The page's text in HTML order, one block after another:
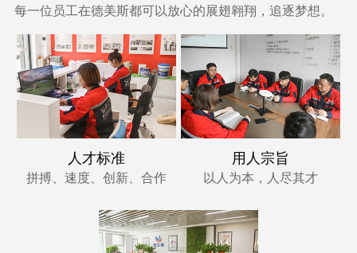
每一位员工在德美斯都可以放心的展翅翱翔，追逐梦想。
人才标准
拼搏、速度、创新、合作
用人宗旨
以人为本，人尽其才